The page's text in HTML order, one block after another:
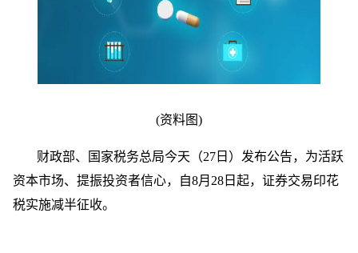
(资料图)
财政部、国家税务总局今天（27日）发布公告，为活跃
资本市场、提振投资者信心，自8月28日起，证券交易印花
税实施减半征收。